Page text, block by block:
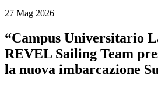
27 Mag 2026
“Campus Universitario
REVEL Sailing Team
la nuova imbarcazione